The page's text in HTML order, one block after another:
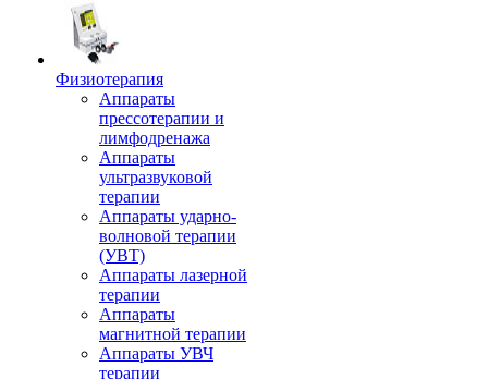
Физиотерапия
Аппараты
прессотерапии и
лимфодренажа
Аппараты
ультразвуковой
терапии
Аппараты ударно-
волновой терапии
(УВТ)
Аппараты лазерной
терапии
Аппараты
магнитной терапии
Аппараты УВЧ
терапии